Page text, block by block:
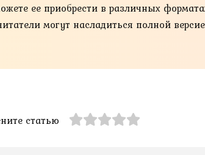
ее приобрести в различных
могут насладиться полной
статью